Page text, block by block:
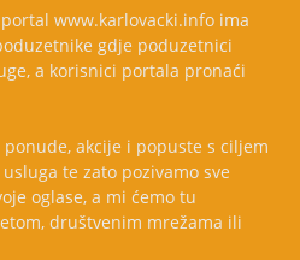
www.karlovacki.info ima
gdje poduzetnici
a korisnici portala pronaći
ponude, akcije i popuste s ciljem
te zato pozivamo sve
oglase, a mi ćemo tu
društvenim mrežama ili